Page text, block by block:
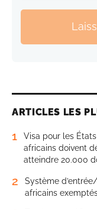
ARTICLES LES
1
Visa pour les
africains doivent
atteindre 20.000
2
Système
africains